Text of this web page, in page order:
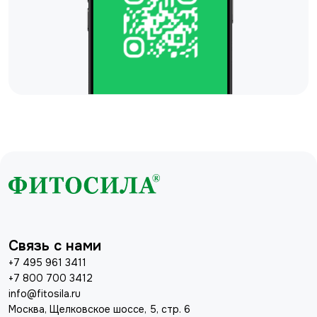
Связь с нами
+7 495 961 3411
+7 800 700 3412
info@fitosila.ru
Москва, Щелковское шоссе, 5, стр. 6